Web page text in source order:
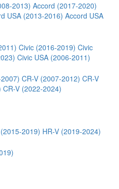
2013) Accord (2017-2020)
USA (2013-2016) Accord USA
Civic (2016-2019) Civic
Civic USA (2006-2011)
CR-V (2007-2012) CR-V
CR-V (2022-2024)
2019) HR-V (2019-2024)